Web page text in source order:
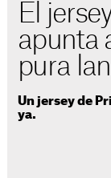
El
apunta
pura
Un jersey de
ya.